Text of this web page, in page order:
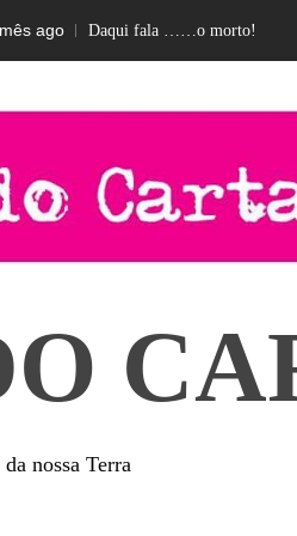
Daqui fala ……o morto! 2
nossa Terra